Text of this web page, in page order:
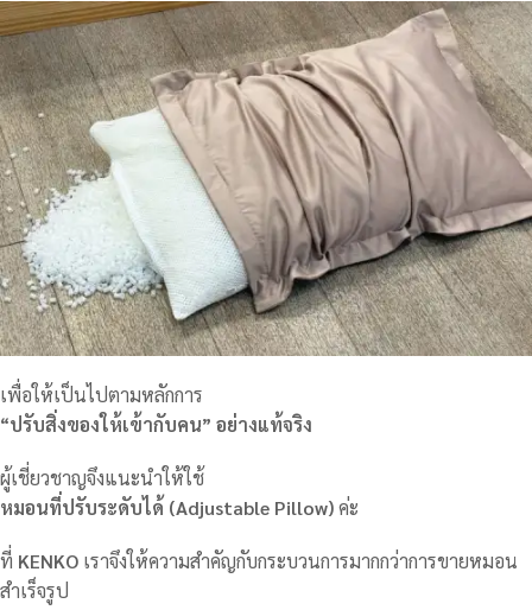
เพื่อให้เป็นไปตามหลักการ
“ปรับสิ่งของให้เข้ากับคน” อย่างแท้จริง
ผู้เชี่ยวชาญจึงแนะนำให้ใช้
หมอนที่ปรับระดับได้ (Adjustable Pillow)ค่ะ
ที่ KENKO เราจึงให้ความสำคัญกับกระบวนการมากกว่าการขายหมอน
สำเร็จรูป